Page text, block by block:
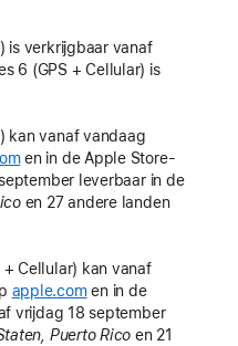
is verkrijgbaar vanaf
6 (GPS + Cellular) is
kan vanaf vandaag
en in de Apple Store-
leverbaar in de
en 27 andere landen
+ Cellular) kan vanaf
apple.comen in de
vrijdag 18 september
Puerto Rico en 21